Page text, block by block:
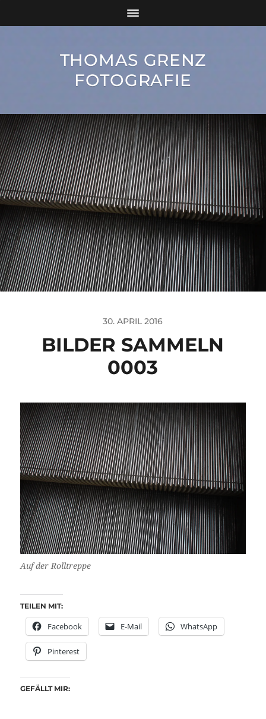
THOMAS GRENZ
FOTOGRAFIE
30. APRIL 2016
BILDER SAMMELN
0003
Auf der Rolltreppe
TEILEN MIT:
Facebook E-Mail WhatsApp
Pinterest
GEFÄLLT MIR: